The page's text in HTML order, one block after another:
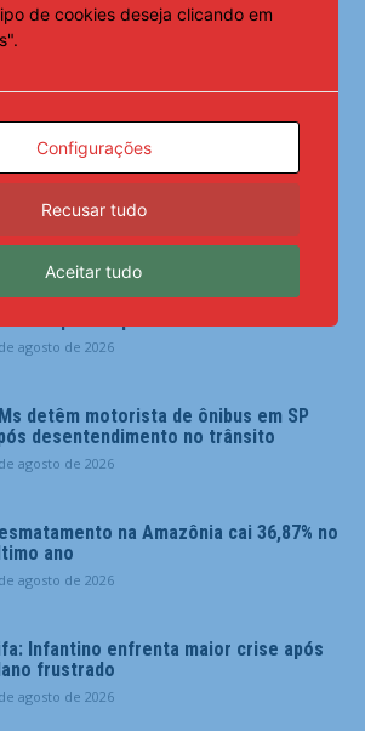
OAB/DF lança “violentômetro” sobre
estágios da agressão a mulheres
celebram legado de primeira
agosto de 2026
detêm motorista de ônibus em SP
desentendimento no trânsito
agosto de 2026
na Amazônia cai 36,87% no
ano
agosto de 2026
Infantino enfrenta maior crise após
frustrado
agosto de 2026
de cookies deseja clicando em
Configurações
Recusar tudo
Aceitar tudo